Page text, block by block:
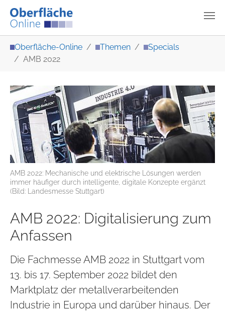
Oberfläche-Online Themen
Specials
AMB 2022
AMB 2022: Mechanische und elektrische Lösungen werden
immer häufiger durch intelligente, digitale Konzepte ergänzt
(Bild: Landesmesse Stuttgart)
AMB 2022: Digitalisierung zum
Anfassen
Die Fachmesse AMB 2022 in Stuttgart vom
13. bis 17. September 2022 bildet den
Marktplatz der metallverarbeitenden
Industrie in Europa und darüber hinaus. Der